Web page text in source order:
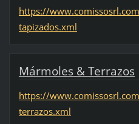
https://
tapizados.xml
Mármoles & Terrazos
https://
terrazos.xml